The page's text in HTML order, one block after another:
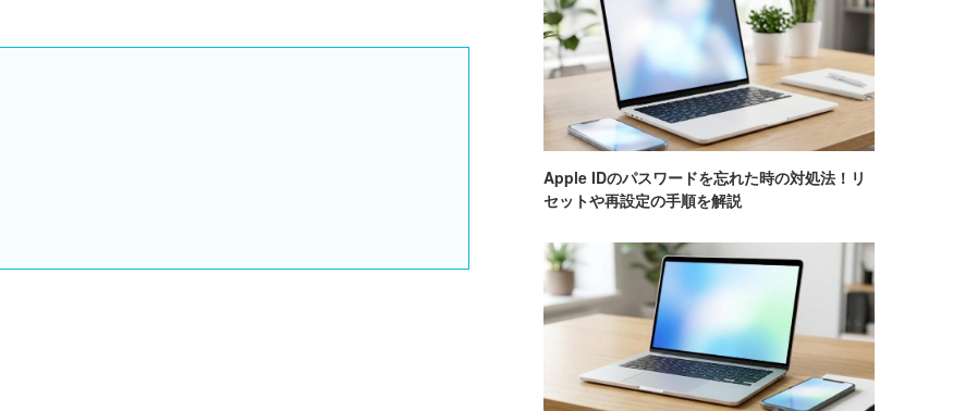
Apple IDのパスワードを忘れた時の対処法！リ
セットや再設定の手順を解説